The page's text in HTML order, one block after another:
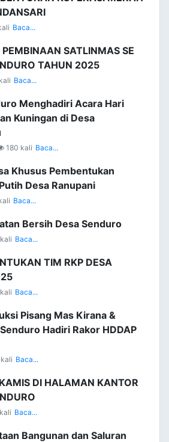
Baca...
SATLINMAS SE
TAHUN 2025
Baca...
Menghadiri Acara Hari
Kuningan di Desa
180 kali Baca...
Khusus Pembentukan
Desa Ranupani
Baca...
Bersih Desa Senduro
Baca...
TIM RKP DESA
Baca...
Pisang Mas Kirana &
Hadiri Rakor HDDAP
Baca...
DI HALAMAN KANTOR
Baca...
Bangunan dan Saluran